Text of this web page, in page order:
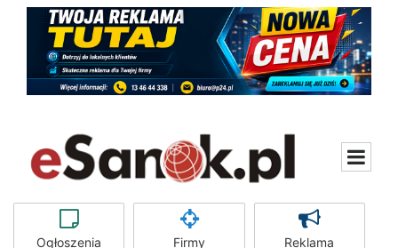
Ogłoszenia Firmy Reklama